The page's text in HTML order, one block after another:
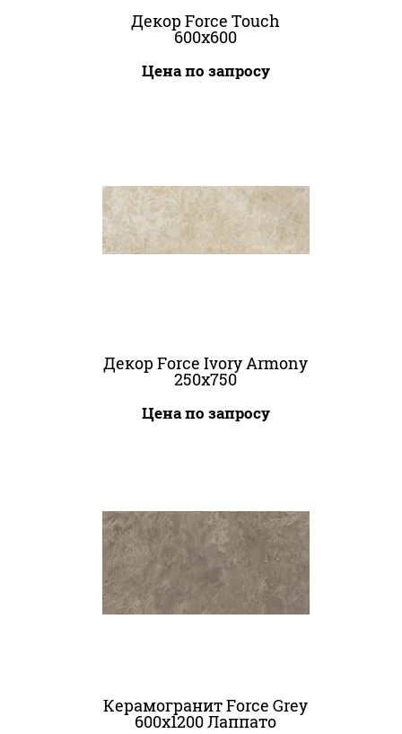
Декор Force Touch
600x600
Цена по запросу
Декор Force Ivory Armony
250x750
Цена по запросу
Керамогранит Force Grey
600x1200 Лаппато